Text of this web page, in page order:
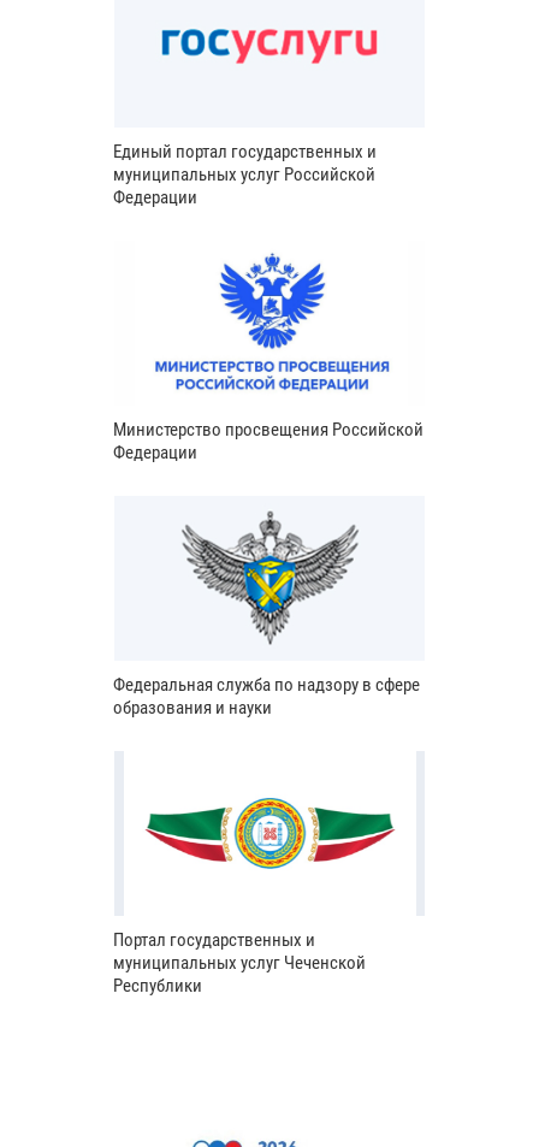
Единый портал государственных и
муниципальных услуг Российской
Федерации
Министерство просвещения Российской
Федерации
Федеральная служба по надзору в сфере
образования и науки
Портал государственных и
муниципальных услуг Чеченской
Республики